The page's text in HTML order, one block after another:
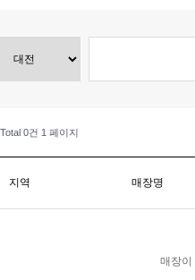
Total 0건 1 페이지
지역 매장명
매장이